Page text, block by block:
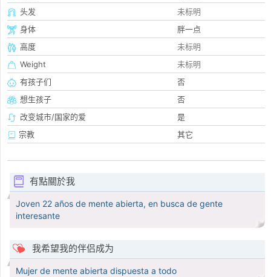
头发
未标明
身体
胖一点
高度
未标明
Weight
未标明
有孩子们
否
想生孩子
否
改变城市/国家的爱
是
宗教
其它
有點關於我
Joven 22 años de mente abierta, en busca de gente
interesante
我希望我的伴侣成为
Mujer de mente abierta dispuesta a todo